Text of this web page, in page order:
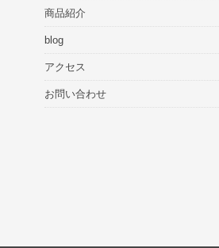
商品紹介
blog
アクセス
お問い合わせ